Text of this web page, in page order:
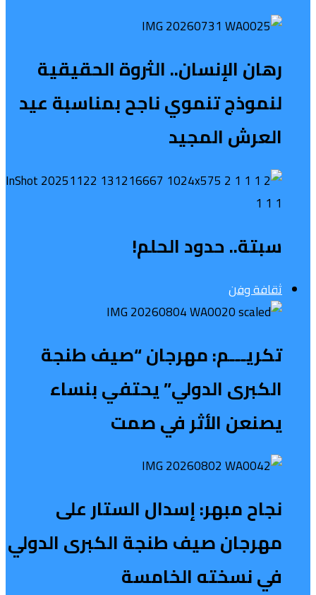
رهان الإنسان.. الثروة الحقيقية
لنموذج تنموي ناجح بمناسبة عيد
العرش المجيد
سبتة.. حدود الحلم!
ثقافة وفن
تكريـــم: مهرجان “صيف طنجة
الكبرى الدولي” يحتفي بنساء
يصنعن الأثر في صمت
نجاح مبهر: إسدال الستار على
مهرجان صيف طنجة الكبرى الدولي
في نسخته الخامسة